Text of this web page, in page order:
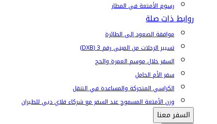
رسوم الأمتعة في المطار
روابط ذات صلة
موافقة الصعود إلى الطائرة
تسيير الرحلات من المبنى رقم 3 (DXB)
السفر خلال موسم العمرة والحج
سفر الأم الحامل
الكراسي المتحركة والمساعدة في التنقل
وزن الأمتعة المسموح عند السفر مع شركاء فلاي دبي للطيران
السفر معنا